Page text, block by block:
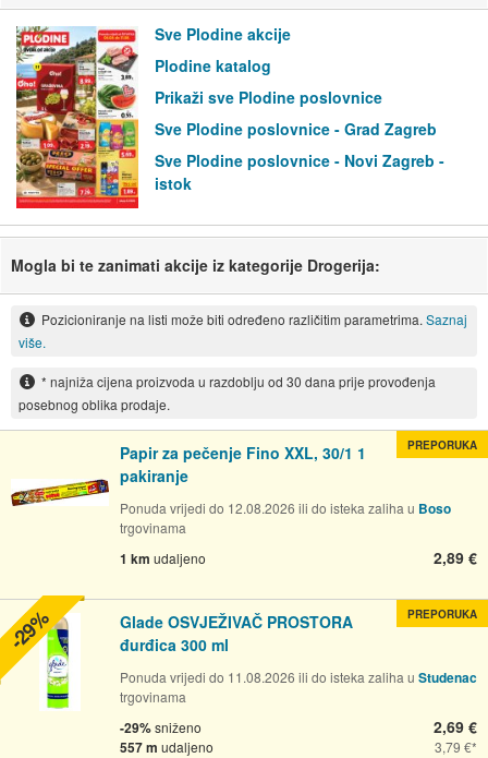
Sve Plodine akcije
Plodine katalog
Prikaži sve Plodine poslovnice
Sve Plodine poslovnice - Grad Zagreb
Sve Plodine poslovnice - Novi Zagreb -
istok
Mogla bi te zanimati akcije iz kategorije Drogerija:
Pozicioniranje na listi može biti određeno različitim parametrima. Saznaj
više.
* najniža cijena proizvoda u razdoblju od 30 dana prije provođenja
posebnog oblika prodaje.
Papir za pečenje Fino XXL, 30/1 1
pakiranje
Ponuda vrijedi do 12.08.2026 ili do isteka zaliha u Boso
trgovinama
1 km udaljeno 2,89 €
PREPORUKA
Glade OSVJEŽIVAČ PROSTORA
đurđica 300 ml
Ponuda vrijedi do 11.08.2026 ili do isteka zaliha u Studenac
trgovinama
-29%sniženo
557 m udaljeno
2,69 €
3,79 €
PREPORUKA
-29%